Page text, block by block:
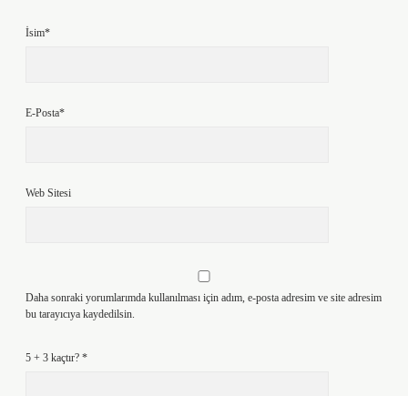
İsim*
E-Posta*
Web Sitesi
Daha sonraki yorumlarımda kullanılması için adım, e-posta adresim ve site adresim
bu tarayıcıya kaydedilsin.
5 + 3 kaçtır? *